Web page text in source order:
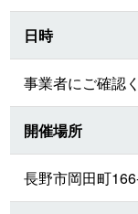
日時
事業者にご確認
開催場所
長野市岡田町